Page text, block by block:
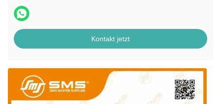
Kontakt jetzt